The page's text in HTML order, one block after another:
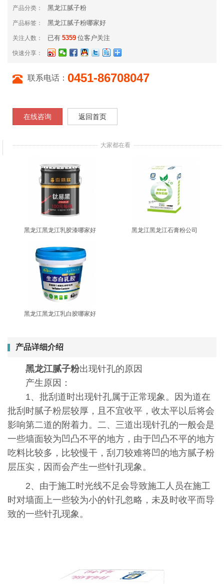
产品分类： 黑龙江腻子粉
产品标签： 黑龙江腻子粉哪家好
关注人数： 已有 5359 位客户关注
快速分享：
联系电话： 0451-86708047
在线咨询 返回首页
大家都在看
黑龙江黑龙江乳胶漆哪家好 黑龙江黑龙江石膏粉公司
黑龙江黑龙江乳白胶哪家好
产品详细介绍
黑龙江腻子粉出现针孔的原因
产生原因：
1、批刮道时出现针孔属于正常现象。因为道在
批刮时腻子粉层较厚，且不宜收平，收太平以后将会
影响第二道的附着力。二、三道出现针孔的一般会是
一些墙面较为凹凸不平的地方，由于凹凸不平的地方
吃料比较多，比较慢干，刮刀较难将凹的地方腻子粉
层压实，因而会产生一些针孔现象。
2、由于施工时光线不足会导致施工人员在施工
时对墙面上一些较为小的针孔忽略，未及时收平而导
致的一些针孔现象。